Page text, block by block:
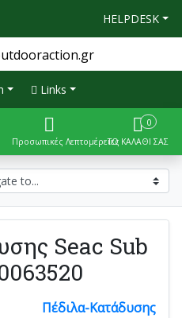
HELPDESK
Links
Προσωπικές Λεπτομέρειες
0
ΤΟ ΚΑΛΑΘΙ ΣΑΣ
Seac Sub
Πέδιλα-Κατάδυσης